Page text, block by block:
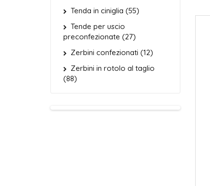
Tenda in ciniglia (55)
Tende per uscio
preconfezionate (27)
Zerbini confezionati (12)
Zerbini in rotolo al taglio
(88)